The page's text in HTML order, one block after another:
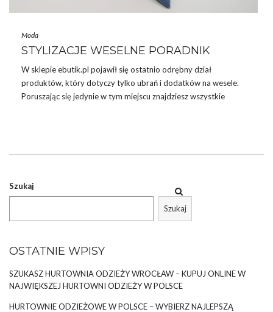
Moda
STYLIZACJE WESELNE PORADNIK
W sklepie ebutik.pl pojawił się ostatnio odrębny dział
produktów, który dotyczy tylko ubrań i dodatków na wesele.
Poruszając się jedynie w tym miejscu znajdziesz wszystkie
NIE MOŻNA ZACZĄĆ OD INNEJ RZECZY
Kiedy dostajemy zaproszenie na wesele w głowie od razu
Szukaj
Szukaj
OSTATNIE WPISY
SZUKASZ HURTOWNIA ODZIEŻY WROCŁAW – KUPUJ ONLINE W
NAJWIĘKSZEJ HURTOWNI ODZIEŻY W POLSCE
HURTOWNIE ODZIEŻOWE W POLSCE – WYBIERZ NAJLEPSZĄ